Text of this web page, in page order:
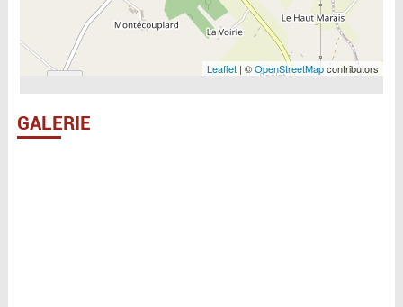
Leaflet | ©OpenStreetMapcontributors
GALERIE